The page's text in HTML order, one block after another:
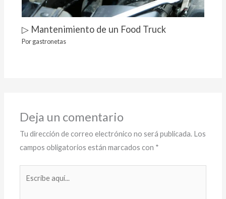
▷ Mantenimiento de un Food Truck
Porgastronetas
Deja un comentario
Tu dirección de correo electrónico no será publicada. Los
campos obligatorios están marcados con *